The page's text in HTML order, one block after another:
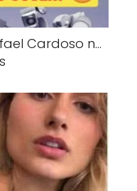
Cardoso n…